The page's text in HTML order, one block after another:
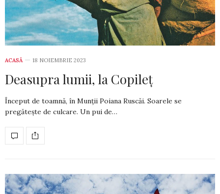
ACASĂ 18 NOIEMBRIE 2023
Deasupra lumii, la Copileț
Început de toamnă, în Munții Poiana Ruscăi. Soarele se
pregătește de culcare. Un pui de…